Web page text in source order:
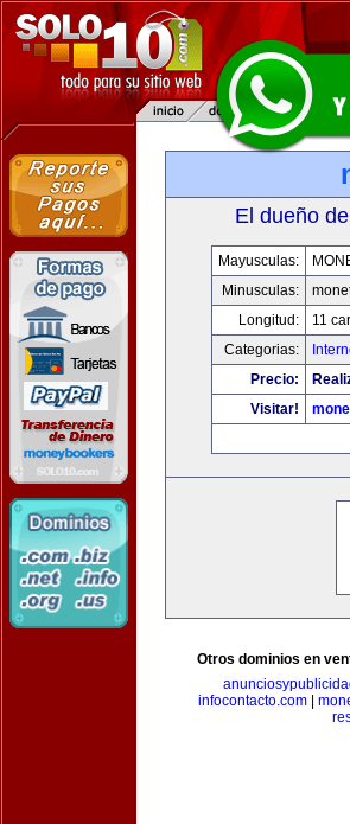
El dueño
Mayusculas:
Minusculas:
Longitud:
11
Categorias:
Precio:
Visitar!
Otros dominios en
infocontacto.com